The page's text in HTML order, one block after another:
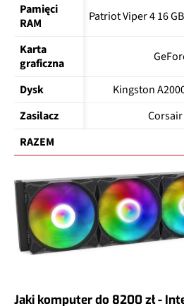
Pamięci
RAM
Patriot Viper 4 16
Karta
graficzna
Dysk
Kingston
Zasilacz
Corsair
RAZEM
Jaki komputer do 8200 zł -